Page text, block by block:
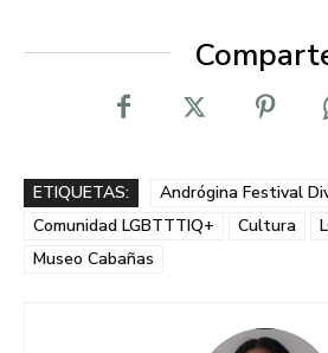
ETIQUETAS:
Andrógina Festival
Comunidad LGBTTTIQ+
Cultura
Museo Cabañas